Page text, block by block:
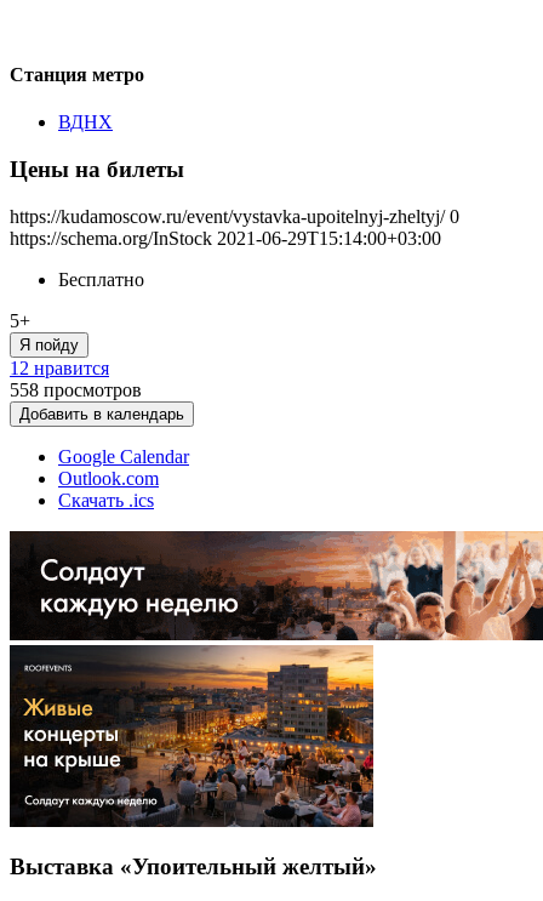
Станция метро
ВДНХ
Цены на билеты
https://kudamoscow.ru/event/vystavka-upoitelnyj-zheltyj/ 0
https://schema.org/InStock 2021-06-29T15:14:00+03:00
Бесплатно
5+
Я пойду
12 нравится
558 просмотров
Добавить в календарь
Google Calendar
Outlook.com
Скачать .ics
Выставка «Упоительный желтый»